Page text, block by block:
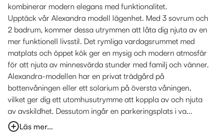
kombinerar modern elegans med funktionalitet.
Upptäck vår Alexandra modell lägenhet. Med 3 sovrum och
2 badrum, kommer dessa utrymmen att låta dig njuta av en
mer funktionell livsstil. Det rymliga vardagsrummet med
matplats och öppet kök ger en mysig och modern atmosfär
för att njuta av minnesvärda stunder med familj och vänner.
Alexandra-modellen har en privat trädgård på
bottenvåningen eller ett solarium på översta våningen,
vilket ger dig ett utomhusutrymme att koppla av och njuta
av avskildhet. Dessutom ingår en parkeringsplats i va...
Läs mer...